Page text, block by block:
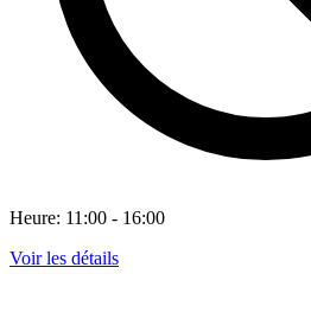
Heure: 11:00 - 16:00
Voir les détails